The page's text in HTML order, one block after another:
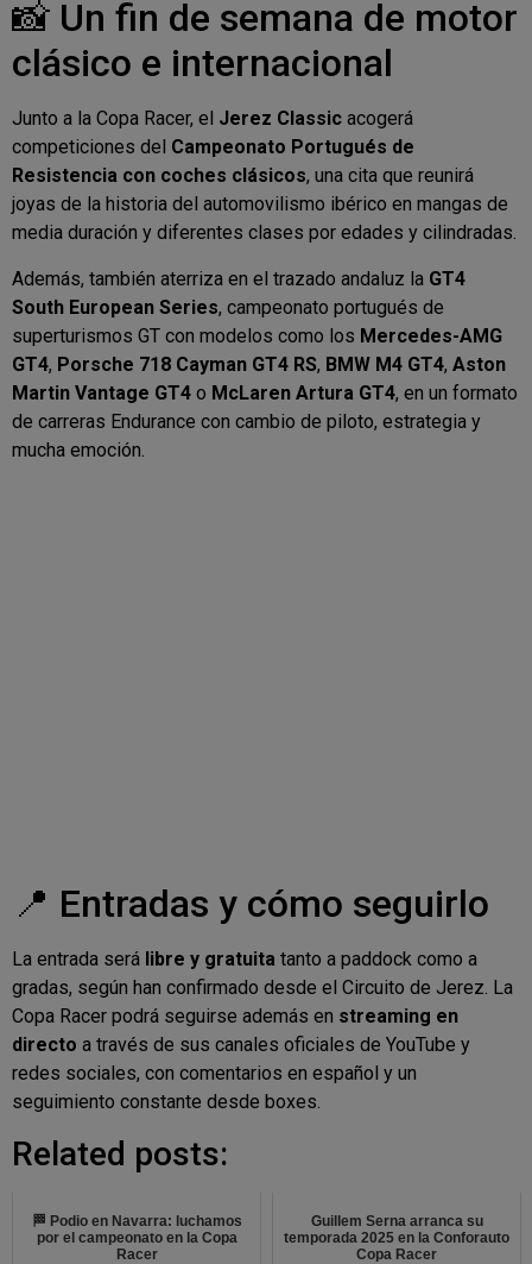
📸 Un fin de semana de motor
clásico e internacional
Junto a la Copa Racer, el Jerez Classic acogerá
competiciones del Campeonato Portugués de
Resistencia con coches clásicos, una cita que reunirá
joyas de la historia del automovilismo ibérico en mangas de
media duración y diferentes clases por edades y cilindradas.
Además, también aterriza en el trazado andaluz la GT4
South European Series, campeonato portugués de
superturismos GT con modelos como los Mercedes-AMG
GT4, Porsche 718 Cayman GT4 RS, BMW M4 GT4, Aston
Martin Vantage GT4 o McLaren Artura GT4, en un formato
de carreras Endurance con cambio de piloto, estrategia y
mucha emoción.
📍 Entradas y cómo seguirlo
La entrada será libre y gratuita tanto a paddock como a
gradas, según han confirmado desde el Circuito de Jerez. La
Copa Racer podrá seguirse además en streaming en
directo a través de sus canales oficiales de YouTube y
redes sociales, con comentarios en español y un
seguimiento constante desde boxes.
Related posts:
🏁 Podio en Navarra: luchamos
por el campeonato en la Copa
Racer
Guillem Serna arranca su
temporada 2025 en la Conforauto
Copa Racer